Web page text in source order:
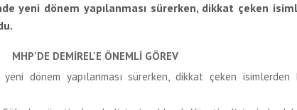
yeni dönem yapılanması sürerken, dikkat çeken
MHP'DE DEMİREL'E ÖNEMLİ GÖREV
dönem yapılanması sürerken, dikkat çeken isimlerden